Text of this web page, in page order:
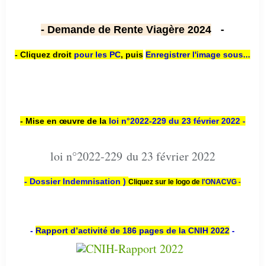
- Demande de Rente Viagère 2024 -
- Cliquez droit pour les PC, puis Enregistrer l'image sous...
- Mise en œuvre de la loi n°2022-229 du 23 février 2022 -
loi n°2022-229 du 23 février 2022
- Dossier Indemnisation ) Cliquez sur le logo de l'ONACVG -
- Rapport d’activité de 186 pages de la CNIH 2022 -